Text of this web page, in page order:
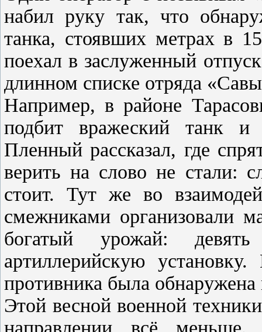
набил руку так, что
танка, стоявших метрах в
поехал в заслуженный
длинном списке отряда
Например, в районе
подбит вражеский танк и
Пленный рассказал, где
верить на слово не стали:
стоит. Тут же во
смежниками организовали
богатый урожай:
артиллерийскую
противника была
Этой весной военной
направлении всё